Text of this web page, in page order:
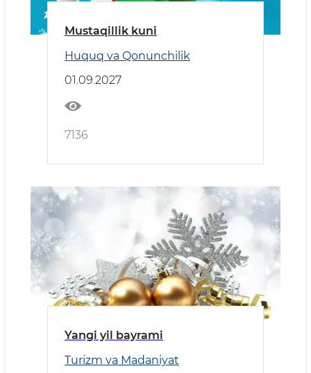
Mustaqillik kuni
Huquq va Qonunchilik
01.09.2027
7136
Yangi yil bayrami
Turizm va Madaniyat